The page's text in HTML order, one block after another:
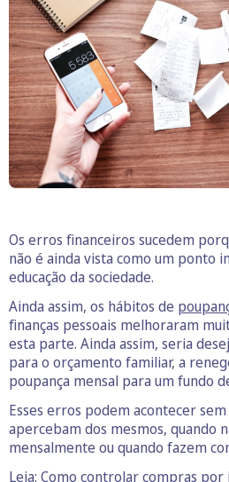
Os erros financeiros sucedem
não é ainda vista como um ponto
educação da sociedade.
Ainda assim, os hábitos de
finanças pessoais melhoraram
esta parte. Ainda assim, seria
para o orçamento familiar, a
poupança mensal para um fundo
Esses erros podem acontecer
apercebam dos mesmos, quando
mensalmente ou quando fazem
Leia: Como controlar compras por